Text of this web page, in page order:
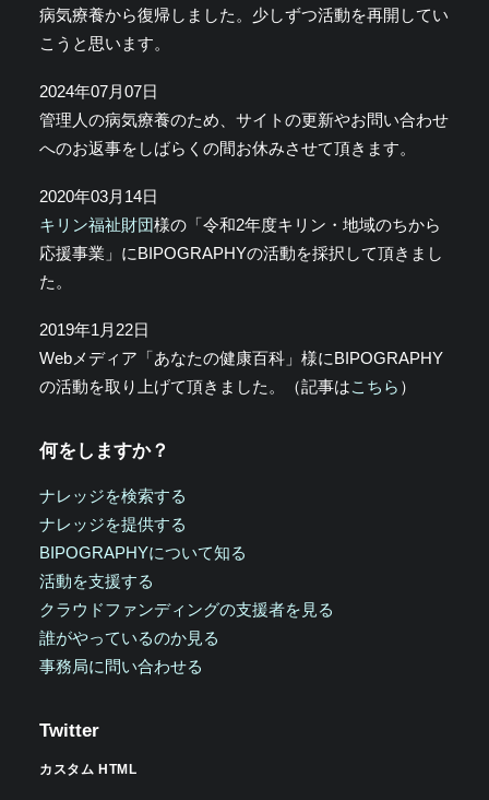
病気療養から復帰しました。少しずつ活動を再開してい
こうと思います。
2024年07月07日
管理人の病気療養のため、サイトの更新やお問い合わせ
へのお返事をしばらくの間お休みさせて頂きます。
2020年03月14日
キリン福祉財団様の「令和2年度キリン・地域のちから
応援事業」にBIPOGRAPHYの活動を採択して頂きまし
た。
2019年1月22日
Webメディア「あなたの健康百科」様にBIPOGRAPHY
の活動を取り上げて頂きました。（記事はこちら ）
何をしますか？
ナレッジを検索する
ナレッジを提供する
BIPOGRAPHYについて知る
活動を支援する
クラウドファンディングの支援者を見る
誰がやっているのか見る
事務局に問い合わせる
Twitter
カスタム HTML